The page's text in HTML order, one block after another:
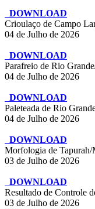
DOWNLOAD
Crioulaço de Campo
04 de Julho de 2026
DOWNLOAD
Parafreio de Rio
04 de Julho de 2026
DOWNLOAD
Paleteada de Rio
04 de Julho de 2026
DOWNLOAD
Morfologia de
03 de Julho de 2026
DOWNLOAD
Resultado de Controle
03 de Julho de 2026